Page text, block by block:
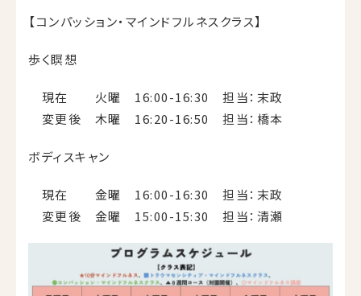
【コンパッション・マインドフルネスクラス】
歩く瞑想
現在 火曜 16:00-16:30 担当：末政
変更後 木曜 16:20-16:50 担当：橋本
ボディスキャン
現在 金曜 16:00-16:30 担当：末政
変更後 金曜 15:00-15:30 担当：清瀬